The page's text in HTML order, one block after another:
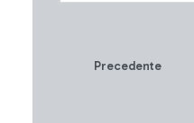
Precedente